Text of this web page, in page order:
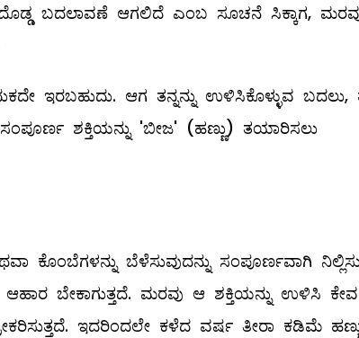
ಬದಲಾವಣೆ ಆಗಲಿದೆ ಎಂಬ ಸೂಚನೆ ಸಿಕ್ಕಾಗ,
ಇರಬಹುದು. ಆಗ ತನ್ನನ್ನು ಉಳಿಸಿಕೊಳ್ಳುವ ಬದಲು,
ಶಕ್ತಿಯನ್ನು 'ಬೀಜ' (ಹಣ್ಣು) ತಯಾರಿಸಲು
ಬೆಳೆಸುವುದನ್ನು ಸಂಪೂರ್ಣವಾಗಿ
ಬೇಕಾಗುತ್ತದೆ. ಮರವು ಆ ಶಕ್ತಿಯನ್ನು ಉಳಿಸಿ
ಇದರಿಂದಲೇ ಕಳೆದ ವರ್ಷ ತೀರಾ ಕಡಿಮೆ